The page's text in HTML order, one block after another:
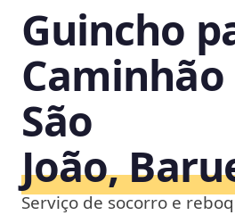
Guincho
Caminhão
São
João,
Serviço de socorro e